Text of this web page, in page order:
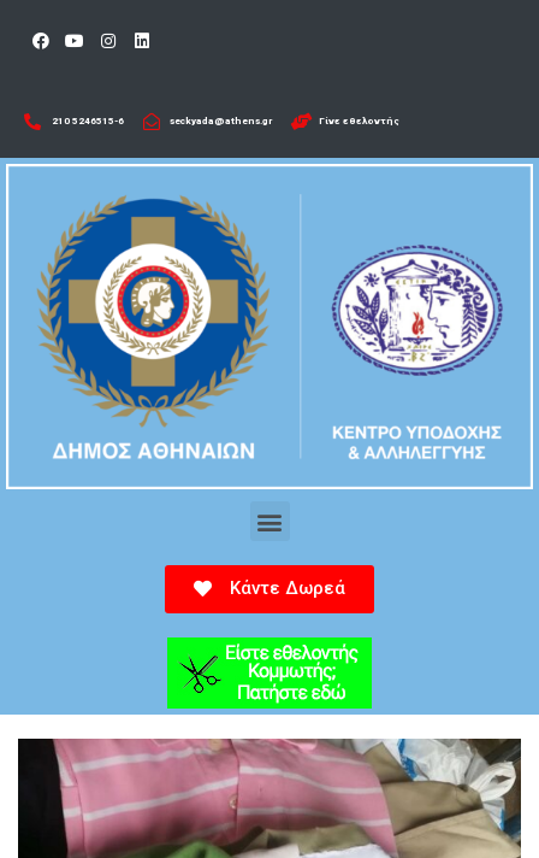
210 5246515-6​ seckyada@athens.gr Γίνε εθελοντής
Κάντε Δωρεά